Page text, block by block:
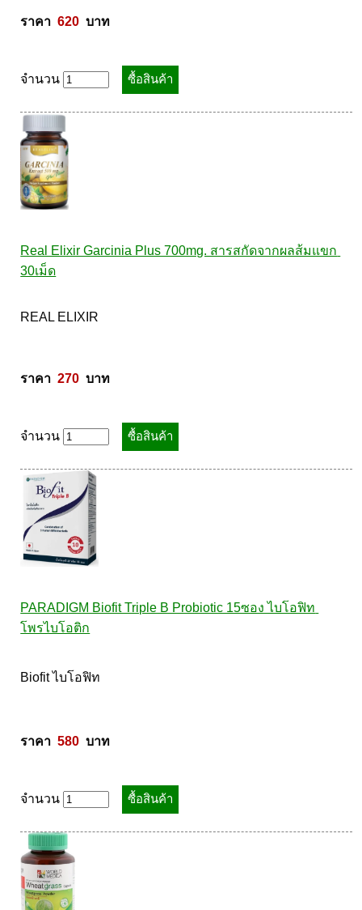
ราคา 620
  บาท
จำนวน
Real Elixir Garcinia Plus 700mg. สารสกัดจากผลส้มแขก
30เม็ด
REAL ELIXIR
ราคา 270
  บาท
จำนวน
PARADIGM Biofit Triple B Probiotic 15ซอง ไบโอฟิท
โพรไบโอติก
Biofit ไบโอฟิท
ราคา 580
  บาท
จำนวน